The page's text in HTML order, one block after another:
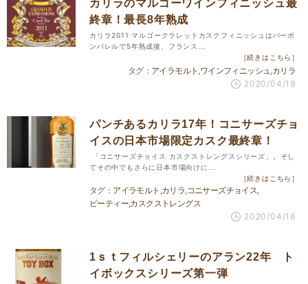
カリラのマルゴーワインフィニッシュ最
終章！最長8年熟成
カリラ2011 マルゴークラレットカスクフィニッシュはバーボ
ンバレルで5年熟成後、フランス...
［続きはこちら］
アイラモルト ワインフィニッシュカリラ
2020/04/19
パンチあるカリラ17年！コニサーズチョ
イスの日本市場限定カスク最終章！
「コニサーズチョイス カスクストレングスシリーズ」。そし
てその中でもさらに日本市場向けに...
［続きはこちら］
アイラモルト カリラ コニサーズチョイス
ピーティーカスクストレングス
2020/04/16
1ｓｔフィルシェリーのアラン22年 ト
イボックスシリーズ第一弾